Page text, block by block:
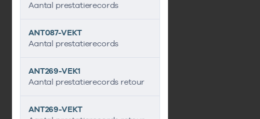
Aantal prestatierecords
ANT087-VEKT
Aantal prestatierecords
ANT269-VEK1
Aantal prestatierecords retour
ANT269-VEKT